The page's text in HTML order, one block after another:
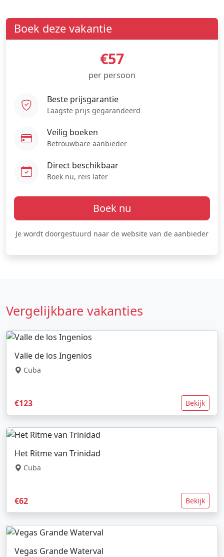
Boek deze vakantie
€57
per persoon
Beste prijsgarantie
Laagste prijs gegarandeerd
Veilig boeken
Betrouwbare aanbieder
Direct beschikbaar
Boek nu, reis later
Boek nu
Je wordt doorgestuurd naar de website van de aanbieder
Vergelijkbare vakanties
Valle de los Ingenios
Cuba
€123 Bekijk
Het Ritme van Trinidad
Cuba
€62 Bekijk
Vegas Grande Waterval